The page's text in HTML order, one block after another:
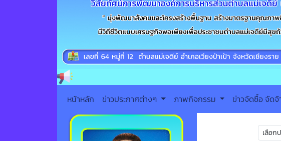
หน้าหลัก ข่าวประกาศต่างๆ ภาพกิจกรรม ข่าวจัดซื้อ จัดจ้